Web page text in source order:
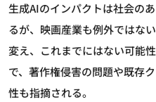
生成AIのインパクトは社会の
るが、映画産業も例外ではな
変え、これまでにはない可能
で、著作権侵害の問題や既存
性も指摘される。